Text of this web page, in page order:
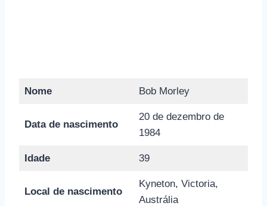
Nome Bob Morley
Data de nascimento
20 de dezembro de
1984
Idade 39
Local de nascimento
Kyneton, Victoria,
Austrália